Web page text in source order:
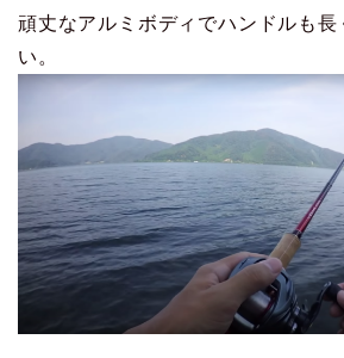
頑丈なアルミボディでハンドルも長
い。